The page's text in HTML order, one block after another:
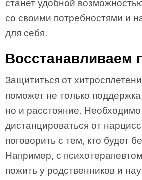
станет удобной
со своими потребностями и
для себя.
Восстанавливаем
Защититься от
поможет не только
но и расстояние. Необходимо
дистанцироваться от
поговорить с тем, кто будет
Например, с
пожить у родственников и